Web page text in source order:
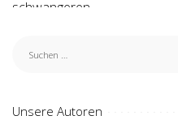
Unsere Autoren